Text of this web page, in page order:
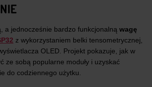
a jednocześnie bardzo funkcjonalną wagę
z wykorzystaniem belki tensometrycznej,
OLED. Projekt pokazuje, jak w
ze sobą popularne moduły i uzyskać
do codziennego użytku.